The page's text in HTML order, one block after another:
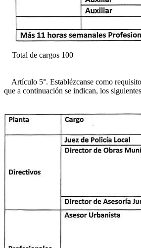
Total de cargos 100
Artículo 5°. Establézcanse como
que a continuación se indican, los